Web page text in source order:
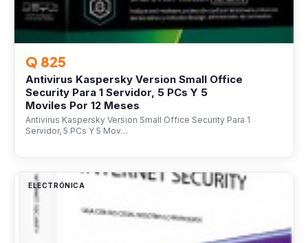
Q 825
Antivirus Kaspersky Version Small Office
Security Para 1 Servidor, 5 PCs Y 5
Moviles Por 12 Meses
Antivirus Kaspersky Version Small Office Security Para 1
Servidor, 5 PCs Y 5 Mov…
ELECTRÓNICA